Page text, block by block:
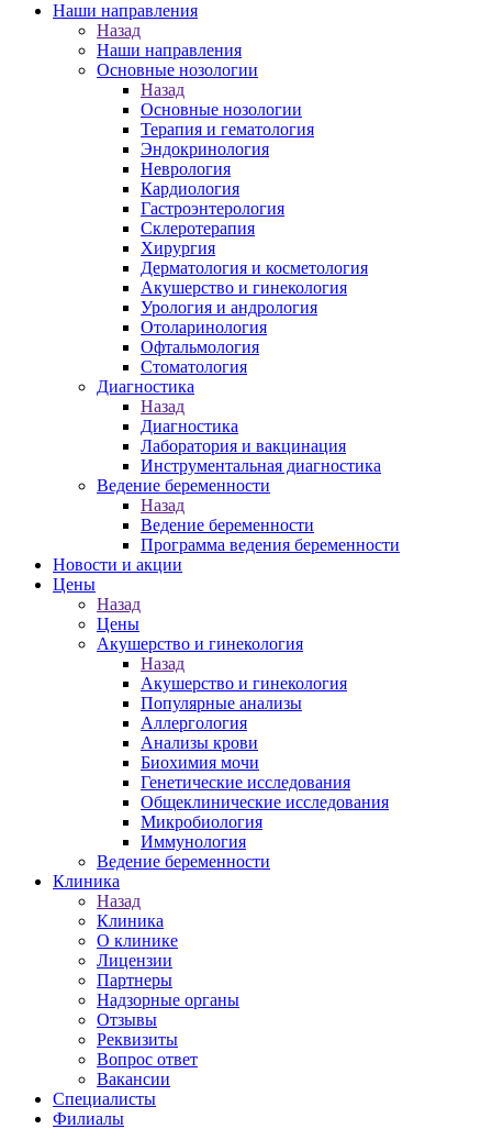
Наши направления
Назад
Наши направления
Основные нозологии
Назад
Основные нозологии
Терапия и гематология
Эндокринология
Неврология
Кардиология
Гастроэнтерология
Склеротерапия
Хирургия
Дерматология и косметология
Акушерство и гинекология
Урология и андрология
Отоларинология
Офтальмология
Стоматология
Диагностика
Назад
Диагностика
Лаборатория и вакцинация
Инструментальная диагностика
Ведение беременности
Назад
Ведение беременности
Программа ведения беременности
Новости и акции
Цены
Назад
Цены
Акушерство и гинекология
Назад
Акушерство и гинекология
Популярные анализы
Аллергология
Анализы крови
Биохимия мочи
Генетические исследования
Общеклинические исследования
Микробиология
Иммунология
Ведение беременности
Клиника
Назад
Клиника
О клинике
Лицензии
Партнеры
Надзорные органы
Отзывы
Реквизиты
Вопрос ответ
Вакансии
Специалисты
Филиалы